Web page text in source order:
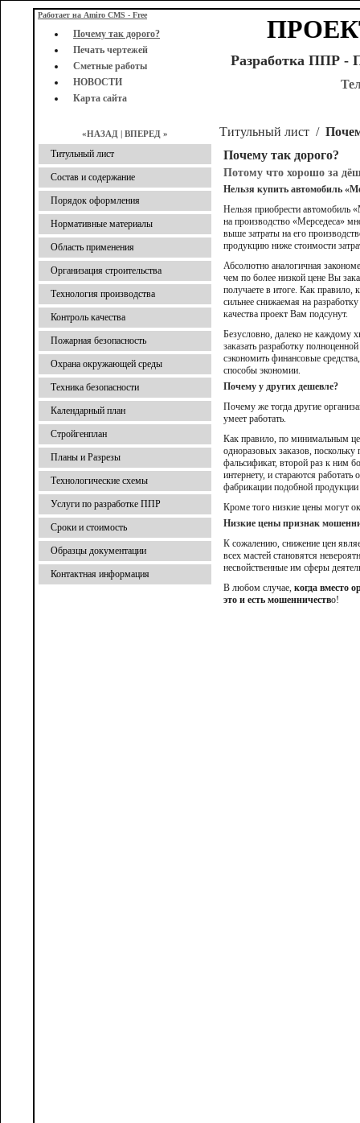
Почему так дорого?
Печать чертежей
Сметные работы
НОВОСТИ
Карта сайта
Разработка ППР -
«НАЗАД | ВПЕРЕД » Титульный лист /
Титульный лист
Состав и содержание
Порядок оформления
Нормативные материалы
Область применения
Организация строительства
Технология производства
Контроль качества
Пожарная безопасность
Охрана окружающей среды
Техника безопасности
Календарный план
Стройгенплан
Планы и Разрезы
Технологические схемы
Услуги по разработке ППР
Сроки и стоимость
Образцы документации
Контактная информация
Почему так дорого?
Потому что хорошо за
Нельзя купить автомобиль
Нельзя приобрести автомобиль
на производство «Мерседеса»
выше затраты на его
продукцию ниже стоимости
Абсолютно аналогичная
чем по более низкой цене Вы
получаете в итоге. Как
сильнее снижаемая на
качества проект Вам подсунут.
Безусловно, далеко не каждому
заказать разработку
сэкономить финансовые
способы экономии.
Почему у других дешевле?
Почему же тогда другие
умеет работать.
Как правило, по минимальным
одноразовых заказов,
фальсификат, второй раз к ним
интернету, и стараются
фабрикации подобной
Кроме того низкие цены могут
Низкие цены признак
К сожалению, снижение цен
всех мастей становятся
несвойственные им сферы
В любом случае, когда вместо
это и есть мошенничество!
Работает на Amiro CMS - Free